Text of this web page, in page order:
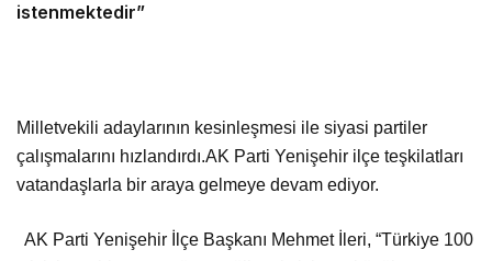
istenmektedir”
Milletvekili adaylarının kesinleşmesi ile siyasi partiler
çalışmalarını hızlandırdı.AK Parti Yenişehir ilçe teşkilatları
vatandaşlarla bir araya gelmeye devam ediyor.
AK Parti Yenişehir İlçe Başkanı Mehmet İleri, “Türkiye 100